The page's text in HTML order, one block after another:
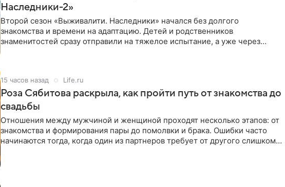
Наследники-2»
Второй сезон «Выживалити. Наследники» начался без долгого
знакомства и времени на адаптацию. Детей и родственников
знаменитостей сразу отправили на тяжелое испытание, а уже через
15 часов назад Life.ru
Роза Сябитова раскрыла, как пройти путь от знакомства до
свадьбы
Отношения между мужчиной и женщиной проходят несколько этапов: от
знакомства и формирования пары до помолвки и брака. Ошибки часто
начинаются тогда, когда один из партнеров требует от другого слишком